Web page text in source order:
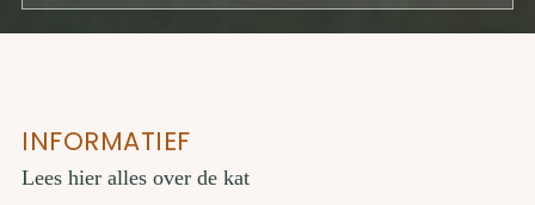
INFORMATIEF
Lees hier alles over de kat